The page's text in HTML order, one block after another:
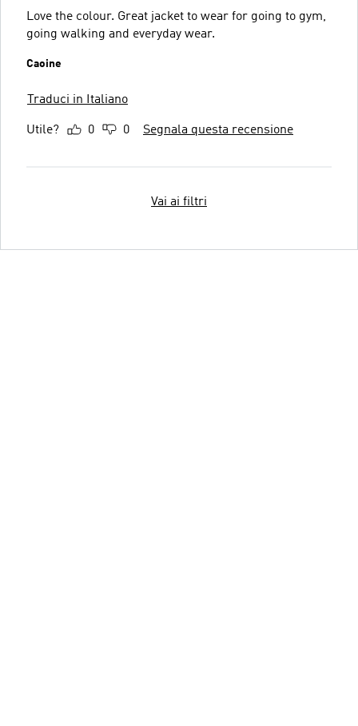
Love the colour. Great jacket to wear for going to gym,
going walking and everyday wear.
Caoine
Traduci in Italiano
Utile? 0 0 Segnala questa recensione
Vai ai filtri